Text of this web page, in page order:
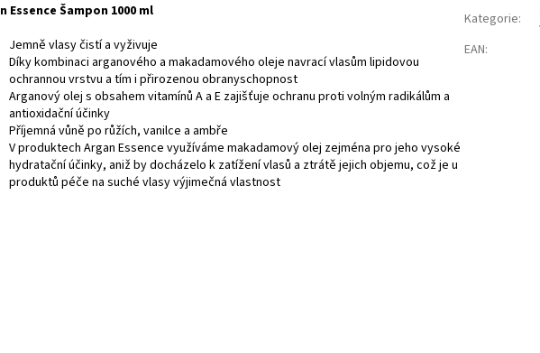
Essence Šampon 1000 ml
Jemně vlasy čistí a vyživuje
Díky kombinaci arganového a makadamového oleje navrací vlasům lipidovou
ochrannou vrstvu a tím i přirozenou obranyschopnost
Arganový olej s obsahem vitamínů A a E zajišťuje ochranu proti volným radikálům a
antioxidační účinky
Příjemná vůně po růžích, vanilce a ambře
V produktech Argan Essence využíváme makadamový olej zejména pro jeho vysoké
hydratační účinky, aniž by docházelo k zatížení vlasů a ztrátě jejich objemu, což je u
produktů péče na suché vlasy výjimečná vlastnost
Kategorie:
EAN: